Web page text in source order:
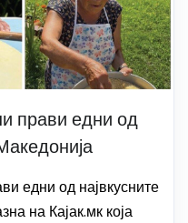
прави едни од
едни од највкусните
на Кајак.мк која